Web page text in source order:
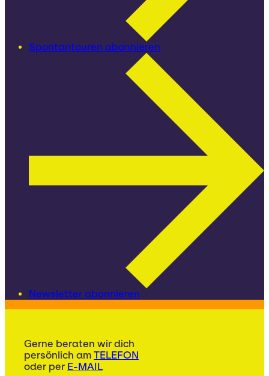
Spontantouren abonnieren
Newsletter abonnieren
Gerne beraten wir dich
persönlich am TELEFON
oder per E-MAIL